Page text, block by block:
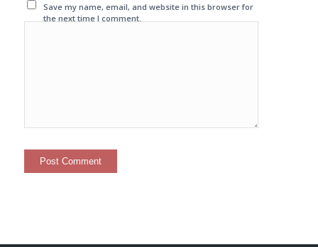
Save my name, email, and website in this browser for
the next time I comment.